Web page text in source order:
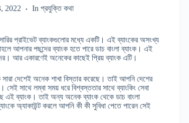
2022 In প্রযুক্তি কথা
সারির প্রাইভেট ব্যাংকগুলোর মধ্যে একটি। এই ব্যাংকের অসংখ্য
আপনার পছন্দের ব্যাংক হতে পারে ডাচ বাংলা ব্যাংক। এই
আর একারণেই অনেকের কাছেই প্রিয় ব্যাংক এটি।
সারা দেশেই অনেক শাখা বিস্তার করেছে। তাই আপনি দেশের
সাথে লম্বা সময় ধরে বিশ্বস্ততার সাথে ব্যাংকিং সেবা
এই ব্যাংক। তাই অন্য অনেক ব্যাংক থেকে ডাচ বাংলা
অ্যাকাউন্ট করলে আপনি কী কী সুবিধা পেতে পারেন সেই